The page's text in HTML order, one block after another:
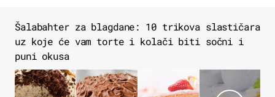
Šalabahter za blagdane: 10 trikova slastičara
uz koje će vam torte i kolači biti sočni i
puni okusa